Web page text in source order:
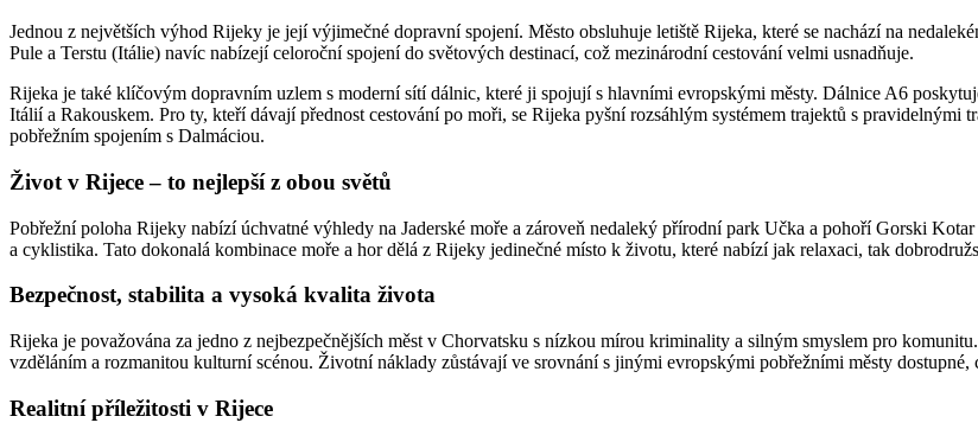
Jednou z největších výhod Rijeky je její výjimečné dopravní spojení. Město obsluhuje letiště Rijeka, které se nachází na
Pule a Terstu (Itálie) navíc nabízejí celoroční spojení do světových destinací, což mezinárodní cestování velmi usnadňuje.
Rijeka je také klíčovým dopravním uzlem s moderní sítí dálnic, které ji spojují s hlavními evropskými městy. Dálnice A6
Itálií a Rakouskem. Pro ty, kteří dávají přednost cestování po moři, se Rijeka pyšní rozsáhlým systémem trajektů s
pobřežním spojením s Dalmáciou.
Život v Rijece – to nejlepší z obou světů
Pobřežní poloha Rijeky nabízí úchvatné výhledy na Jaderské moře a zároveň nedaleký přírodní park Učka a pohoří Gorski
a cyklistika. Tato dokonalá kombinace moře a hor dělá z Rijeky jedinečné místo k životu, které nabízí jak relaxaci, tak
Bezpečnost, stabilita a vysoká kvalita života
Rijeka je považována za jedno z nejbezpečnějších měst v Chorvatsku s nízkou mírou kriminality a silným smyslem pro
vzděláním a rozmanitou kulturní scénou. Životní náklady zůstávají ve srovnání s jinými evropskými pobřežními městy
Realitní příležitosti v Rijece